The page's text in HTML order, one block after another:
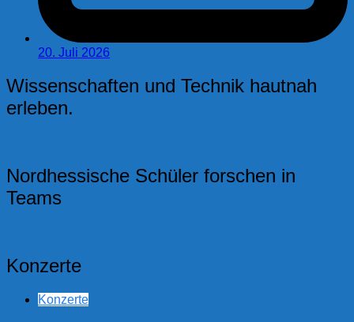
20. Juli 2026
Wissenschaften und Technik hautnah
erleben.
Nordhessische Schüler forschen in
Teams
Konzerte
Konzerte